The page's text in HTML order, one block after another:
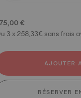
€
3 x 258,33€ sans frais
AJOUTER
RÉSERVER